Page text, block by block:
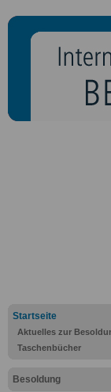
Startseite
Aktuelles zur
Taschenbücher
Besoldung